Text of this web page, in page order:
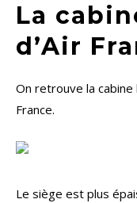
La
d’Air
On retrouve la cabine
France.
Le siège est plus